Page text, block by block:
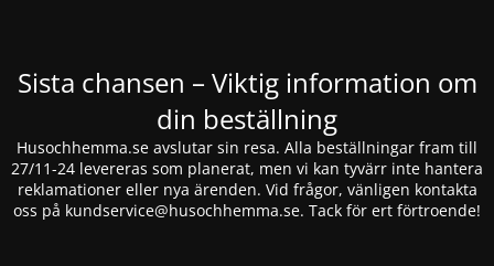
Sista chansen – Viktig information om
din beställning
Husochhemma.se avslutar sin resa. Alla beställningar fram till
27/11-24 levereras som planerat, men vi kan tyvärr inte hantera
reklamationer eller nya ärenden. Vid frågor, vänligen kontakta
oss på kundservice@husochhemma.se. Tack för ert förtroende!